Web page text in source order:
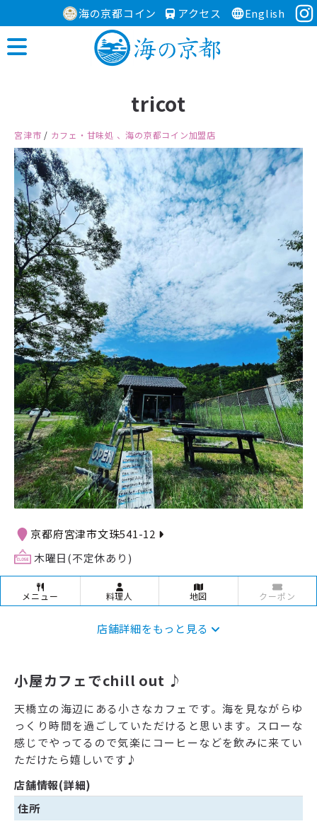
海の京都コイン アクセス English
tricot
宮津市 / カフェ・甘味処 、海の京都コイン加盟店
京都府宮津市文珠541-12
木曜日(不定休あり)
メニュー 料理人 地図 クーポン
店舗詳細をもっと見る
小屋カフェでchill out ♪
天橋立の海辺にある小さなカフェです。海を見ながらゆ
っくり時間を過ごしていただけると思います。スローな
感じでやってるので気楽にコーヒーなどを飲みに来てい
ただけたら嬉しいです♪
店舗情報(詳細)
住所